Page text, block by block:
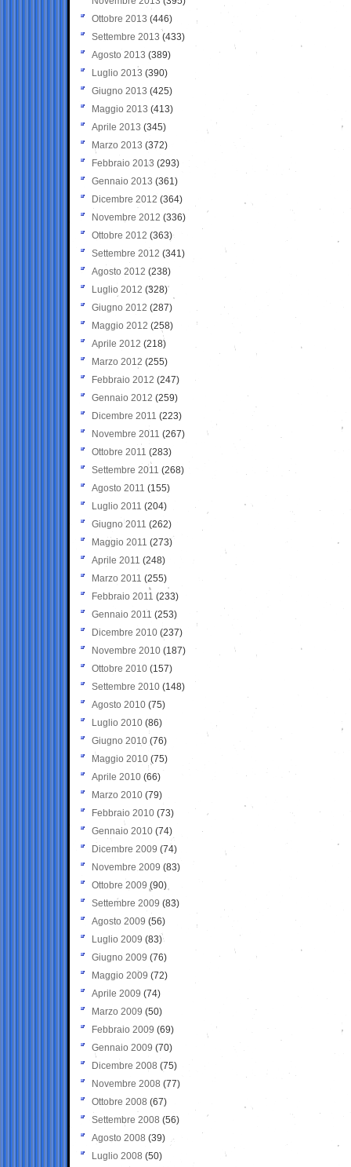
Ottobre 2013 (446)
Settembre 2013 (433)
Agosto 2013 (389)
Luglio 2013 (390)
Giugno 2013 (425)
Maggio 2013 (413)
Aprile 2013 (345)
Marzo 2013 (372)
Febbraio 2013 (293)
Gennaio 2013 (361)
Dicembre 2012 (364)
Novembre 2012 (336)
Ottobre 2012 (363)
Settembre 2012 (341)
Agosto 2012 (238)
Luglio 2012 (328)
Giugno 2012 (287)
Maggio 2012 (258)
Aprile 2012 (218)
Marzo 2012 (255)
Febbraio 2012 (247)
Gennaio 2012 (259)
Dicembre 2011 (223)
Novembre 2011 (267)
Ottobre 2011 (283)
Settembre 2011 (268)
Agosto 2011 (155)
Luglio 2011 (204)
Giugno 2011 (262)
Maggio 2011 (273)
Aprile 2011 (248)
Marzo 2011 (255)
Febbraio 2011 (233)
Gennaio 2011 (253)
Dicembre 2010 (237)
Novembre 2010 (187)
Ottobre 2010 (157)
Settembre 2010 (148)
Agosto 2010 (75)
Luglio 2010 (86)
Giugno 2010 (76)
Maggio 2010 (75)
Aprile 2010 (66)
Marzo 2010 (79)
Febbraio 2010 (73)
Gennaio 2010 (74)
Dicembre 2009 (74)
Novembre 2009 (83)
Ottobre 2009 (90)
Settembre 2009 (83)
Agosto 2009 (56)
Luglio 2009 (83)
Giugno 2009 (76)
Maggio 2009 (72)
Aprile 2009 (74)
Marzo 2009 (50)
Febbraio 2009 (69)
Gennaio 2009 (70)
Dicembre 2008 (75)
Novembre 2008 (77)
Ottobre 2008 (67)
Settembre 2008 (56)
Agosto 2008 (39)
Luglio 2008 (50)